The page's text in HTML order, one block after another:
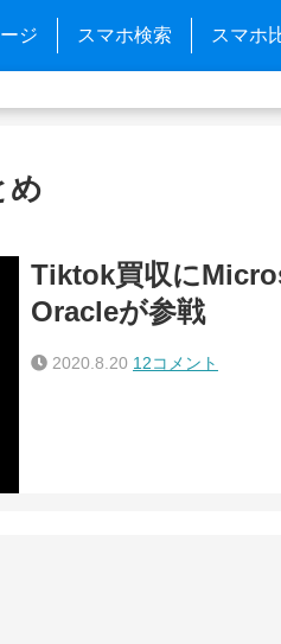
ジ スマホ検索 スマホ
め
Tiktok買収に
Oracleが参戦
2020.8.20 12コメント